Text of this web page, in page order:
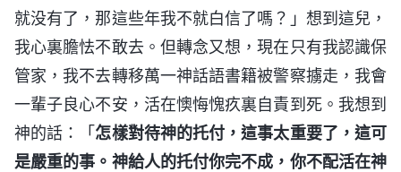
就没有了，那這些年我不就白信了嗎？」想到這兒，
我心裏膽怯不敢去。但轉念又想，現在只有我認識保
管家，我不去轉移萬一神話語書籍被警察擄走，我會
一輩子良心不安，活在懊悔愧疚裏自責到死。我想到
神的話：「怎樣對待神的托付，這事太重要了，這可
是嚴重的事。神給人的托付你完不成，你不配活在神